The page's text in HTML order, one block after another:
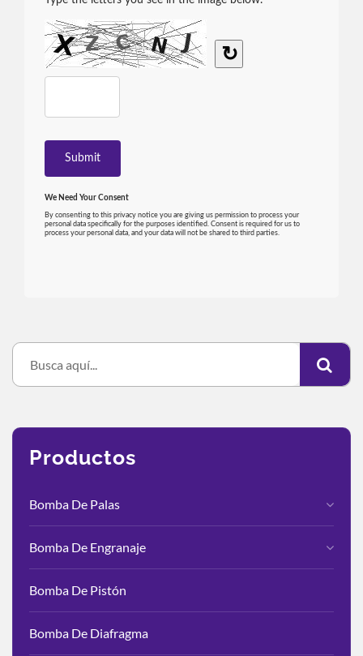
Productos
Bomba De Palas
Bomba De Engranaje
Bomba De Pistón
Bomba De Diafragma